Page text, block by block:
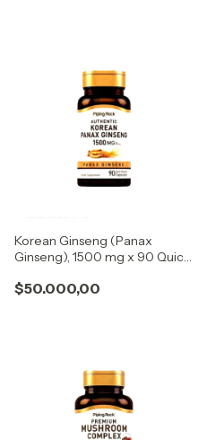
Korean Ginseng (Panax
Ginseng), 1500 mg x 90 Quick
$50.000,00